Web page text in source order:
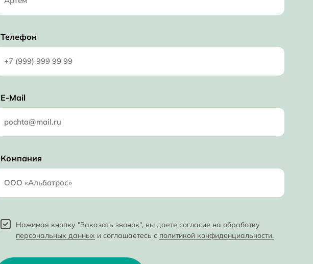
Телефон
E-Mail
Компания
Нажимая кнопку "Заказать звонок", вы даете согласие на обработку
персональных данных и соглашаетесь с политикой конфиденциальности.